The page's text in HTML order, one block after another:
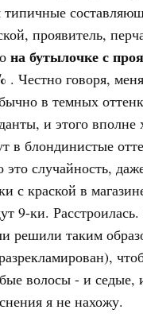
типичные
проявитель,
на бутылочке с
. Честно говоря,
в темных
и этого вполне
в блондинистые
это случайность,
с краской в
9-ки.
решили таким
волосы - и седые,
я не нахожу.